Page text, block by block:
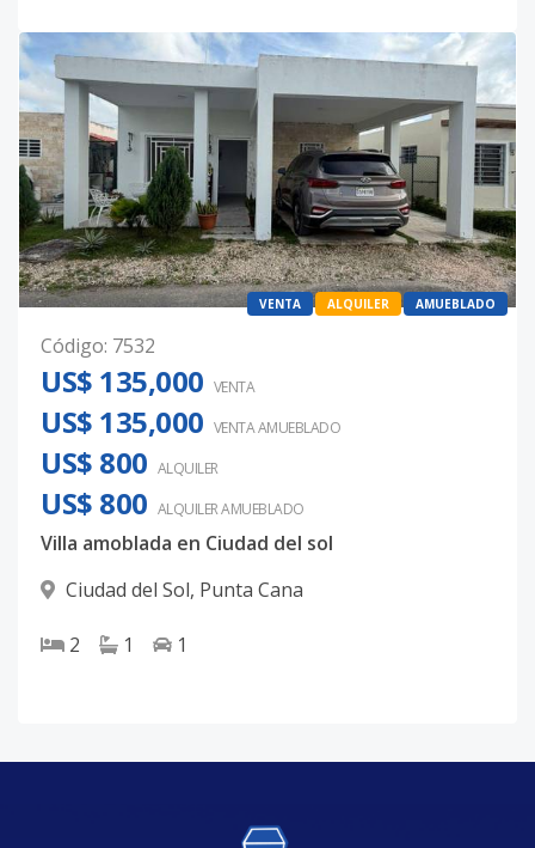
VENTA ALQUILER AMUEBLADO
Código: 7532
US$ 135,000 VENTA
US$ 135,000 VENTA AMUEBLADO
US$ 800 ALQUILER
US$ 800 ALQUILERAMUEBLADO
Villa amoblada en Ciudad del sol
Ciudad del Sol, Punta Cana
2 1 1